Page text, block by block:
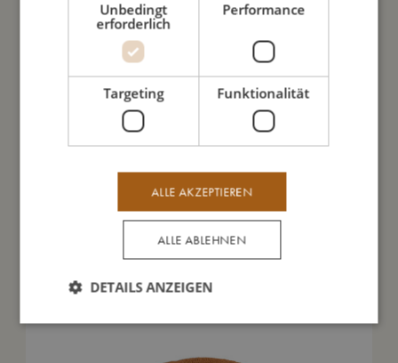
69,99 €
So groß bin ich
Das könnte dir auch gefallen
Unbedingt
erforderlich
Performance
Targeting Funktionalität
ALLE AKZEPTIEREN
ALLE ABLEHNEN
DETAILS ANZEIGEN